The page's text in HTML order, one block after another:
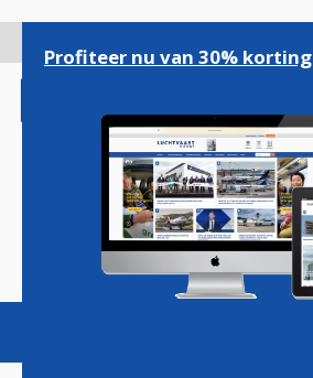
gaan
Magazine Podcasts
Profiteer nu van 30% korting